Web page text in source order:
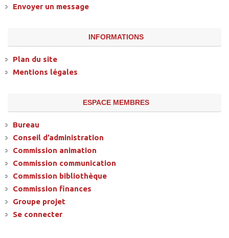
Envoyer un message
INFORMATIONS
Plan du site
Mentions légales
ESPACE MEMBRES
Bureau
Conseil d’administration
Commission animation
Commission communication
Commission bibliothèque
Commission finances
Groupe projet
Se connecter